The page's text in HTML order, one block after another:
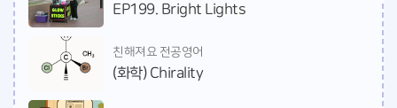
EP199. Bright Lights
친해져요 전공영어
(화학) Chirality